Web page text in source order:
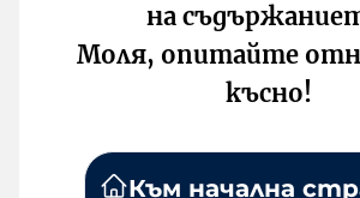
на
Моля, опитайте
късно!
Към начална